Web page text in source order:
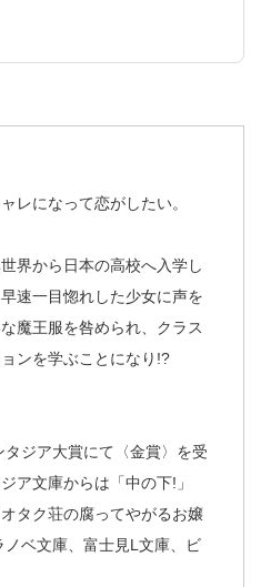
レになって恋がしたい。
界から日本の高校へ入学し
速一目惚れした少女に声を
魔王服を咎められ、クラス
ンを学ぶことになり!?
ジア大賞にて〈金賞〉を受
ア文庫からは「中の下!」
タク荘の腐ってやがるお嬢
ベ文庫、富士見L文庫、ビ